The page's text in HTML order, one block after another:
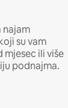
najam
su vam
ili više
podnajma.